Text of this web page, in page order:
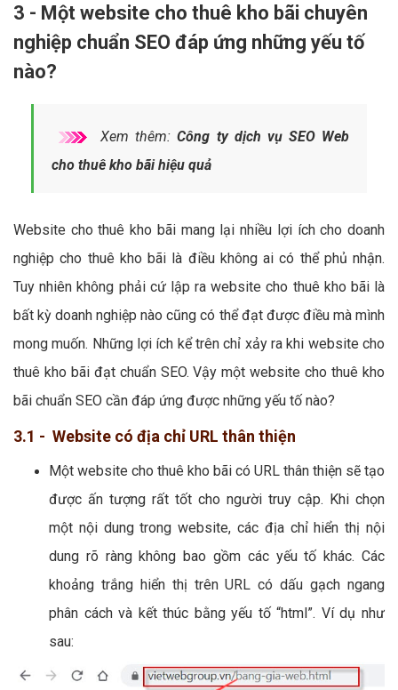
3 - Một website cho thuê kho bãi chuyên
nghiệp chuẩn SEO đáp ứng những yếu tố
nào?
Xem thêm:Công ty dịch vụ SEO Web
cho thuê kho bãi hiệu quả
Website cho thuê kho bãi mang lại nhiều lợi ích cho doanh
nghiệp cho thuê kho bãi là điều không ai có thể phủ nhận.
Tuy nhiên không phải cứ lập ra website cho thuê kho bãi là
bất kỳ doanh nghiệp nào cũng có thể đạt được điều mà mình
mong muốn. Những lợi ích kể trên chỉ xảy ra khi website cho
thuê kho bãi đạt chuẩn SEO. Vậy một website cho thuê kho
bãi chuẩn SEO cần đáp ứng được những yếu tố nào?
3.1 - Website có địa chỉ URL thân thiện
Một website cho thuê kho bãi có URL thân thiện sẽ tạo
được ấn tượng rất tốt cho người truy cập. Khi chọn
một nội dung trong website, các địa chỉ hiển thị nội
dung rõ ràng không bao gồm các yếu tố khác. Các
khoảng trắng hiển thị trên URL có dấu gạch ngang
phân cách và kết thúc bằng yếu tố “html”. Ví dụ như
sau: